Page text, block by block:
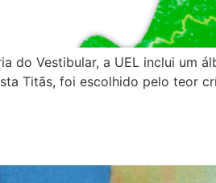
do Vestibular, a UEL inclui um
Titãs, foi escolhido pelo teor